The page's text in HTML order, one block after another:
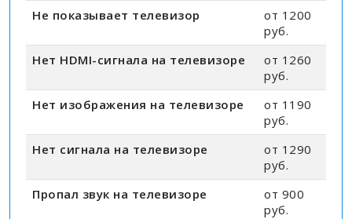
Не показывает телевизор
от 1200
руб.
Нет HDMI-сигнала на телевизоре
от 1260
руб.
Нет изображения на телевизоре
от 1190
руб.
Нет сигнала на телевизоре
от 1290
руб.
Пропал звук на телевизоре
от 900
руб.